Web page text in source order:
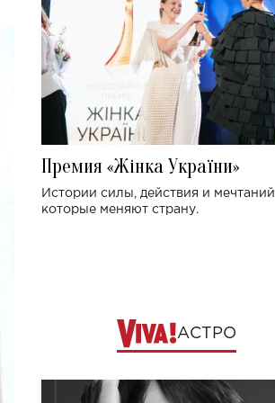
Премия «Жінка України»
Истории силы, действия и мечтаний,
которые меняют страну.
АСТРО